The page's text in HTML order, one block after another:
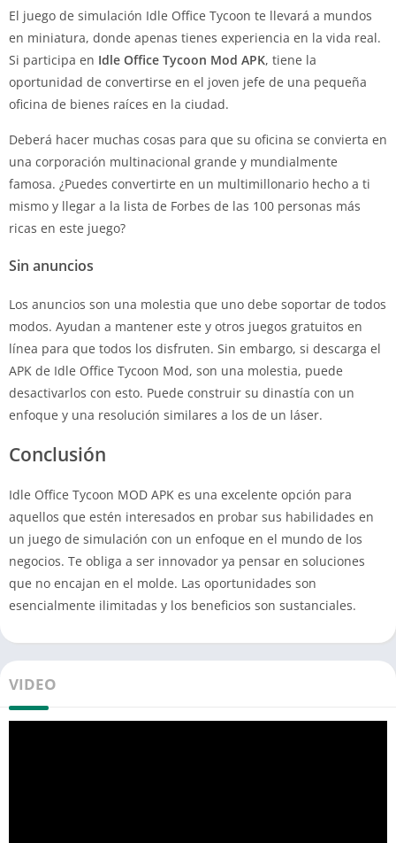
El juego de simulación Idle Office Tycoon te llevará a mundos
en miniatura, donde apenas tienes experiencia en la vida real.
Si participa en Idle Office Tycoon Mod APK, tiene la
oportunidad de convertirse en el joven jefe de una pequeña
oficina de bienes raíces en la ciudad.
Deberá hacer muchas cosas para que su oficina se convierta en
una corporación multinacional grande y mundialmente
famosa. ¿Puedes convertirte en un multimillonario hecho a ti
mismo y llegar a la lista de Forbes de las 100 personas más
ricas en este juego?
Sin anuncios
Los anuncios son una molestia que uno debe soportar de todos
modos. Ayudan a mantener este y otros juegos gratuitos en
línea para que todos los disfruten. Sin embargo, si descarga el
APK de Idle Office Tycoon Mod, son una molestia, puede
desactivarlos con esto. Puede construir su dinastía con un
enfoque y una resolución similares a los de un láser.
Conclusión
Idle Office Tycoon MOD APK es una excelente opción para
aquellos que estén interesados ​​en probar sus habilidades en
un juego de simulación con un enfoque en el mundo de los
negocios. Te obliga a ser innovador ya pensar en soluciones
que no encajan en el molde. Las oportunidades son
esencialmente ilimitadas y los beneficios son sustanciales.
VIDEO